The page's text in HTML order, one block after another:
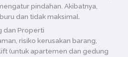
pindahan. Akibatnya,
dan tidak maksimal.
dan Properti
risiko kerusakan barang,
(untuk apartemen dan gedung